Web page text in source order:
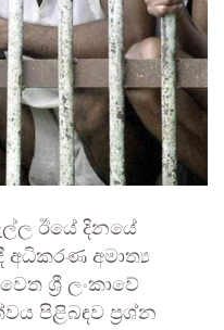
ඊයේ දිනයේ
අධිකරණ අමාත්‍ය
ශ්‍රී ලංකාවේ
පිළිබඳව ප්‍රශ්න